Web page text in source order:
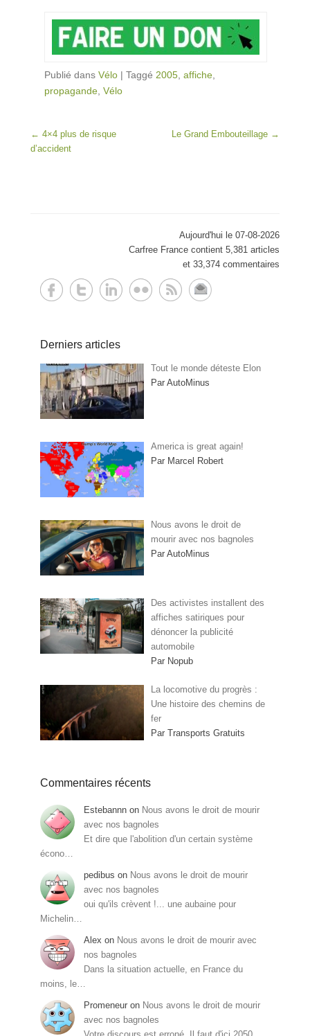
Publié dans Vélo | Taggé 2005 affiche
propagande Vélo
Post navigation
← 4×4 plus de risque
d’accident
Le Grand Embouteillage →
Aujourd'hui le 07-08-2026
Carfree France contient 5,381 articles
et 33,374 commentaires
Derniers articles
Tout le monde déteste Elon
Par AutoMinus
America is great again!
Par Marcel Robert
Nous avons le droit de
mourir avec nos bagnoles
Par AutoMinus
Des activistes installent des
affiches satiriques pour
dénoncer la publicité
automobile
Par Nopub
La locomotive du progrès :
Une histoire des chemins de
fer
Par Transports Gratuits
Commentaires récents
Estebannn on Nous avons le droit de mourir
avec nos bagnoles
Et dire que l'abolition d'un certain système
écono…
pedibus on Nous avons le droit de mourir
avec nos bagnoles
oui qu'ils crèvent !... une aubaine pour
Michelin…
Alex on Nous avons le droit de mourir avec
nos bagnoles
Dans la situation actuelle, en France du
moins, le…
Promeneur on Nous avons le droit de mourir
avec nos bagnoles